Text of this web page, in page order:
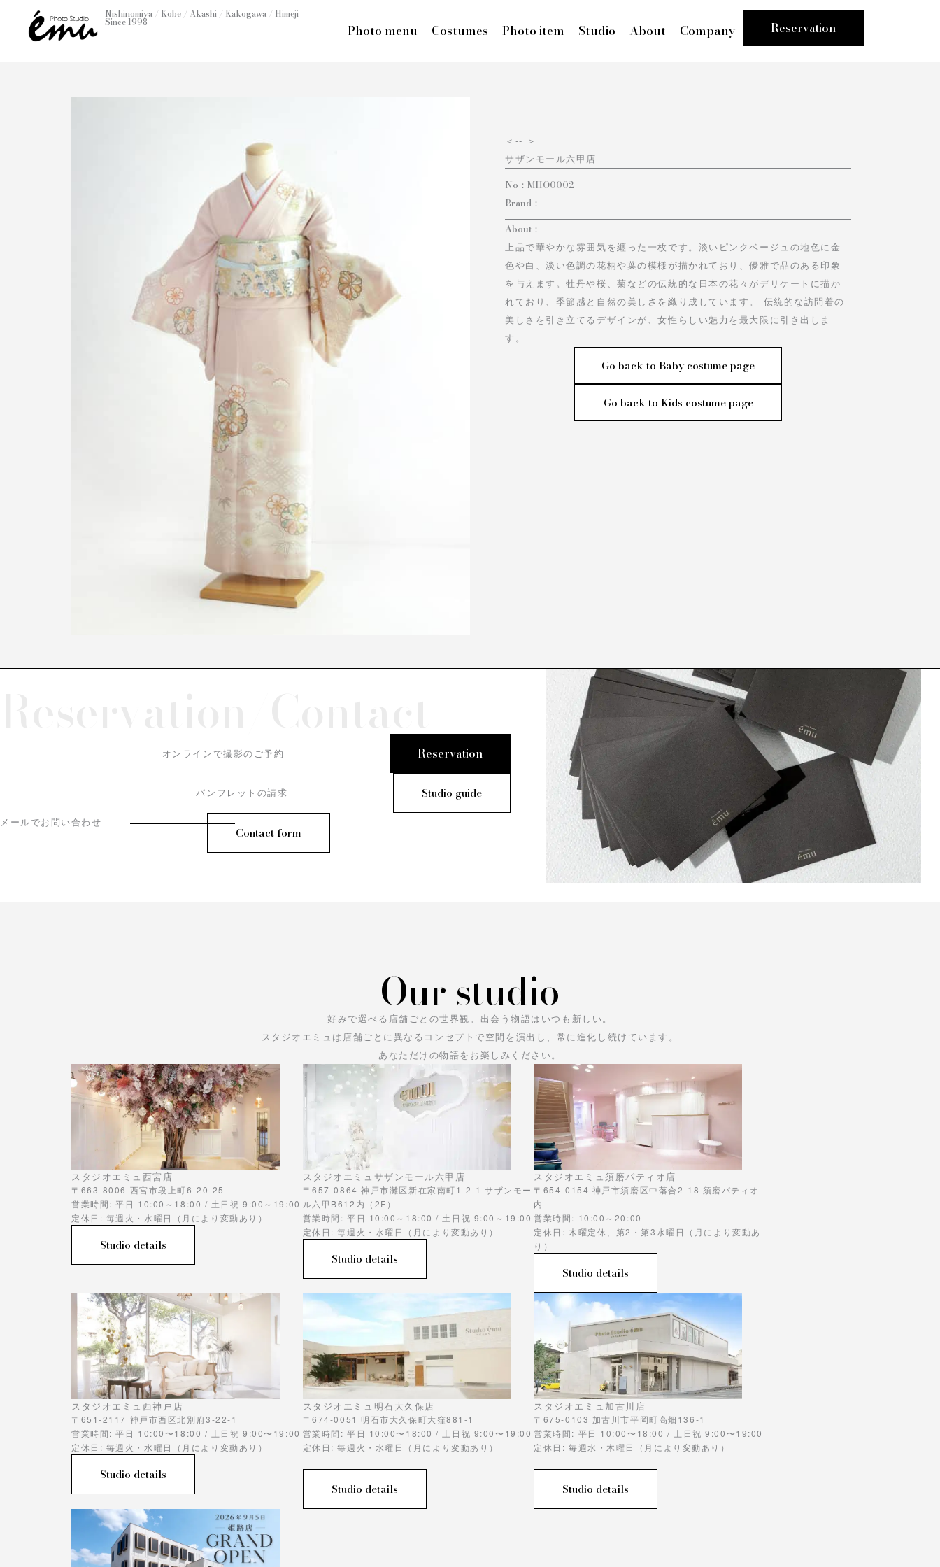
Nishinomiya / Kobe / Akashi / Kakogawa / Himeji
Since 1998 Photo menu Costumes Photo item Studio About Company Reservation
＜ -- ＞
サザンモール六甲店
No： MHO0002
Brand：
About：
上品で華やかな雰囲気を纏った一枚です。淡いピンクベージュの地色に金
色や白、淡い色調の花柄や葉の模様が描かれており、優雅で品のある印象
を与えます。牡丹や桜、菊などの伝統的な日本の花々がデリケートに描か
れており、季節感と自然の美しさを織り成しています。 伝統的な訪問着の
美しさを引き立てるデザインが、女性らしい魅力を最大限に引き出しま
す。
Go back to Baby costume page
Go back to Kids costume page
オンラインで撮影のご予約 Reservation
パンフレットの請求 Studio guide
メールでお問い合わせ
Contact form
Our studio
好みで選べる店舗ごとの世界観。 出会う物語はいつも新しい。
スタジオエミュは店舗ごとに異なるコンセプトで空間を演出し、常に進化し続けています。
あなただけの物語をお楽しみください。
スタジオエミュ西宮店
〒663-8006 西宮市段上町6-20-25
営業時間: 平日 10:00～18:00 / 土日祝 9:00～19:00
定休日: 毎週火・水曜日（月により変動あり）
Studio details
スタジオエミュサザンモール六甲店
〒657-0864 神戸市灘区新在家南町1-2-1 サザンモー
ル六甲B612内（2F）
営業時間: 平日 10:00～18:00 / 土日祝 9:00～19:00
定休日: 毎週火・水曜日（月により変動あり）
Studio details
スタジオエミュ須磨パティオ店
〒654-0154 神戸市須磨区中落合2-18 須磨パティオ
内
営業時間: 10:00～20:00
定休日: 木曜定休、第2・第3水曜日（月により変動あ
り）
Studio details
スタジオエミュ西神戸店
〒651-2117 神戸市西区北別府3-22-1
営業時間: 平日 10:00〜18:00 / 土日祝 9:00〜19:00
定休日: 毎週火・水曜日（月により変動あり）
Studio details
スタジオエミュ明石大久保店
〒674-0051 明石市大久保町大窪881-1
営業時間: 平日 10:00〜18:00 / 土日祝 9:00〜19:00
定休日: 毎週火・水曜日（月により変動あり）
Studio details
スタジオエミュ加古川店
〒675-0103 加古川市平岡町高畑136-1
営業時間: 平日 10:00〜18:00 / 土日祝 9:00〜19:00
定休日: 毎週水・木曜日（月により変動あり）
Studio details